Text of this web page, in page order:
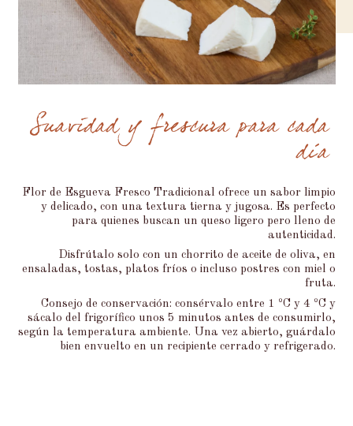
Suavidad y frescura para cada
día
Flor de Esgueva Fresco Tradicional ofrece un sabor limpio
y delicado, con una textura tierna y jugosa. Es perfecto
para quienes buscan un queso ligero pero lleno de
autenticidad.
Disfrútalo solo con un chorrito de aceite de oliva, en
ensaladas, tostas, platos fríos o incluso postres con miel o
fruta.
Consejo de conservación: consérvalo entre 1 ºC y 4 ºC y
sácalo del frigorífico unos 5 minutos antes de consumirlo,
según la temperatura ambiente. Una vez abierto, guárdalo
bien envuelto en un recipiente cerrado y refrigerado.